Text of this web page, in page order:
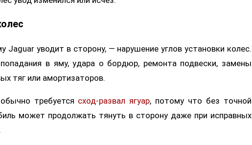
Jaguar уводит в сторону, — нарушение углов установки колес.
в яму, удара о бордюр, ремонта подвески, замены
тяг или амортизаторов.
требуется сход-развал ягуар, потому что без точной
может продолжать тянуть в сторону даже при исправных